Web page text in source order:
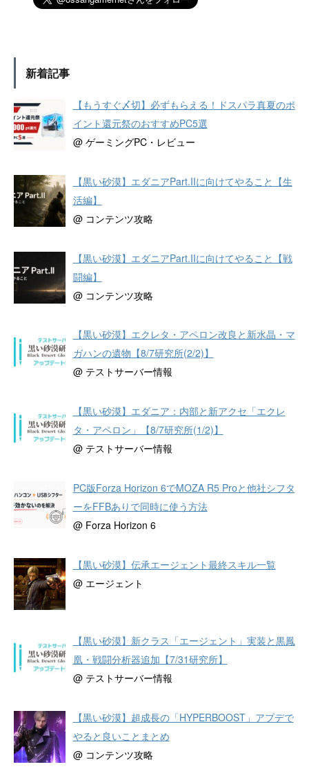
新着記事
【もうすぐ〆切】必ずもらえる！ドスパラ真夏のポ
イント還元祭のおすすめPC5選
@ ゲーミングPC・レビュー
【黒い砂漠】エダニアPart.IIに向けてやること【生
活編】
@ コンテンツ攻略
【黒い砂漠】エダニアPart.IIに向けてやること【戦
闘編】
@ コンテンツ攻略
【黒い砂漠】エクレタ・アペロン改良と新水晶・マ
ガハンの遺物【8/7研究所(2/2)】
@ テストサーバー情報
【黒い砂漠】エダニア：内部と新アクセ「エクレ
タ・アペロン」【8/7研究所(1/2)】
@ テストサーバー情報
PC版Forza Horizon 6でMOZA R5 Proと他社シフタ
ーをFFBありで同時に使う方法
@ Forza Horizon 6
【黒い砂漠】伝承エージェント最終スキル一覧
@ エージェント
【黒い砂漠】新クラス「エージェント」実装と黒鳳
凰・戦闘分析器追加【7/31研究所】
@ テストサーバー情報
【黒い砂漠】超成長の「HYPERBOOST」アプデで
やると良いことまとめ
@ コンテンツ攻略